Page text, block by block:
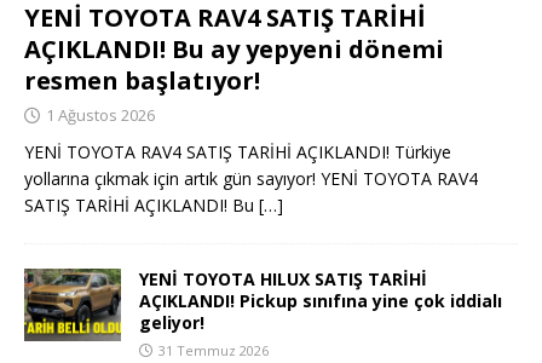
YENİ TOYOTA RAV4 SATIŞ TARİHİ
AÇIKLANDI! Bu ay yepyeni dönemi
resmen başlatıyor!
1 Ağustos 2026
YENİ TOYOTA RAV4 SATIŞ TARİHİ AÇIKLANDI! Türkiye
yollarına çıkmak için artık gün sayıyor! YENİ TOYOTA RAV4
SATIŞ TARİHİ AÇIKLANDI! Bu […]
YENİ TOYOTA HILUX SATIŞ TARİHİ
AÇIKLANDI! Pickup sınıfına yine çok iddialı
geliyor!
31 Temmuz 2026